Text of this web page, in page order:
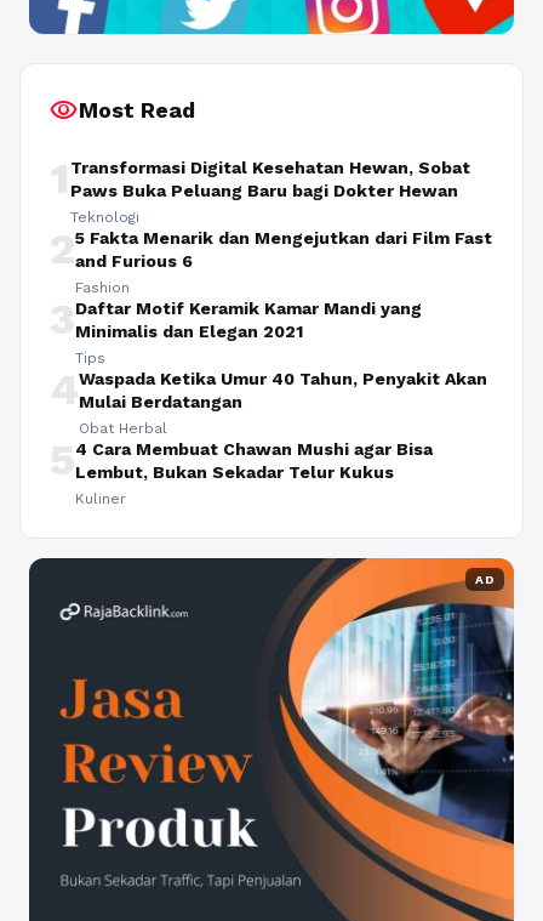
visibilityMost Read
1 Transformasi Digital Kesehatan Hewan, Sobat
Paws Buka Peluang Baru bagi Dokter Hewan
Teknologi
25 Fakta Menarik dan Mengejutkan dari Film Fast
and Furious 6
Fashion
3Daftar Motif Keramik Kamar Mandi yang
Minimalis dan Elegan 2021
Tips
4Waspada Ketika Umur 40 Tahun, Penyakit Akan
Mulai Berdatangan
Obat Herbal
54 Cara Membuat Chawan Mushi agar Bisa
Lembut, Bukan Sekadar Telur Kukus
Kuliner
AD